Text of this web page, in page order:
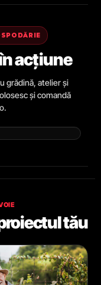
acțiune
grădină, atelier și
și comandă
tău